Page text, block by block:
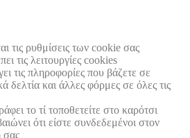
τις ρυθμίσεις των cookie σας
τις λειτουργίες cookies
τις πληροφορίες που βάζετε σε
δελτία και άλλες φόρμες σε όλες τις
το τί τοποθετείτε στο καρότσι
ότι είστε συνδεδεμένοι στον
σας